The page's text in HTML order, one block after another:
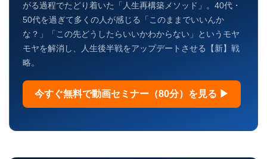
がる過程でたどり着いた「人生再構築メソッド」。40代・
50代を過ぎて多くの人が感じる「このままでいいんか
な？」「この先どうしたらいいかわからない」というモヤ
モヤを解消し、人生後半戦をアップデートさせる【新】戦
略。
今すぐ無料で動画セミナー（80分）を見る ▶